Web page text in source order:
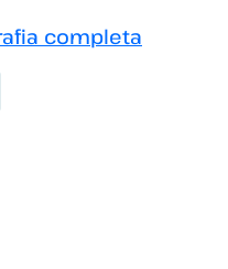
completa